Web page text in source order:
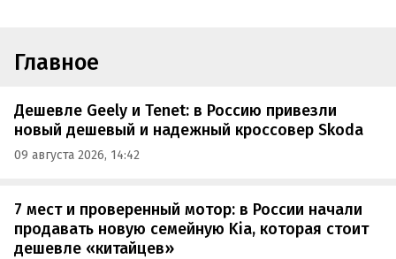
Главное
Дешевле Geely и Tenet: в Россию привезли
новый дешевый и надежный кроссовер Skoda
09 августа 2026, 14:42
7 мест и проверенный мотор: в России начали
продавать новую семейную Kia, которая стоит
дешевле «китайцев»